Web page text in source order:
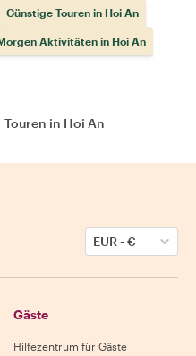
Günstige Touren in Hoi An
Aktivitäten in Hoi An
Touren in Hoi An
EUR-€
Gäste
Hilfezentrum für Gäste